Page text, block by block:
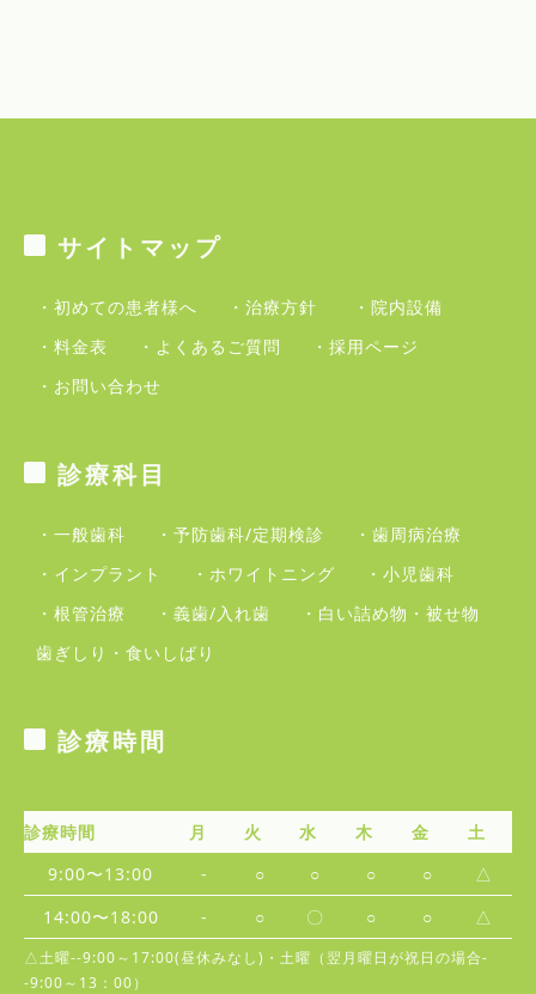
サイトマップ
・初めての患者様へ ・治療方針
・院内設備
・料金表
・よくあるご質問
・採用ページ
・お問い合わせ
診療科目
・一般歯科 ・予防歯科/定期検診
・歯周病治療
・インプラント
・ホワイトニング
・小児歯科
・根管治療
・義歯/入れ歯
・白い詰め物・被せ物
歯ぎしり・食いしばり
診療時間
診療時間 月 火 水 木 金
土
9:00〜13:00
- ○ ○ ○ ○
△
14:00〜18:00
- ○ 〇 ○ ○ △
△土曜--9:00～17:00(昼休みなし)・土曜（翌月曜日が祝日の場合-
-9:00～13：00）